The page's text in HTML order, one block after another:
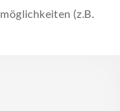
(z.B.